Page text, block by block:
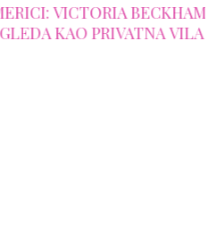
BECKHAM BUTIK
PRIVATNA VILA